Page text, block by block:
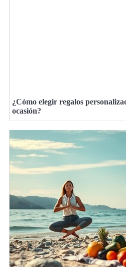
¿Cómo elegir regalos
ocasión?